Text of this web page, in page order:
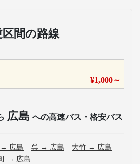
区間の路線
¥1,000～
広島 への高速バス・格安バス
→ 広島 呉 → 広島 大竹 → 広島
→ 広島